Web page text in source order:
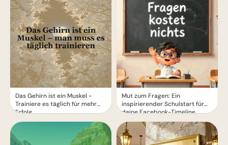
Das Gehirn ist ein Muskel -
Trainiere es täglich für mehr
Erfolg
Mut zum Fragen: Ein
inspirierender Schulstart für
deine Facebook-Timeline